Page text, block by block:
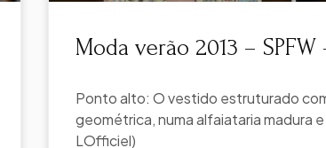
Moda verão 2013 –
Ponto alto: O vestido estruturado
geométrica, numa alfaiataria madura
LOfficiel)